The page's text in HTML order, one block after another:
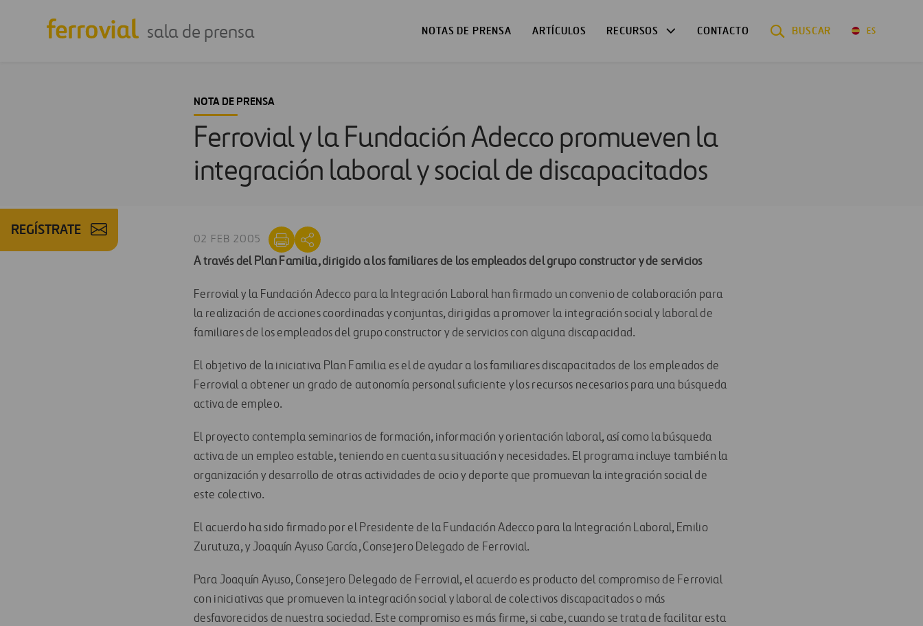
sala de prensa NOTAS DE PRENSA ARTÍCULOS RECURSOS CONTACTO BUSCAR ES
REGÍSTRATE
NOTA DE PRENSA
Ferrovial y la Fundación Adecco promueven la
integración laboral y social de discapacitados
02 FEB 2005
A través del Plan Familia, dirigido a los familiares de los empleados del grupo constructor y de servicios
Ferrovial y la Fundación Adecco para la Integración Laboral han firmado un convenio de colaboración para
la realización de acciones coordinadas y conjuntas, dirigidas a promover la integración social y laboral de
familiares de los empleados del grupo constructor y de servicios con alguna discapacidad.
El objetivo de la iniciativa Plan Familia es el de ayudar a los familiares discapacitados de los empleados de
Ferrovial a obtener un grado de autonomía personal suficiente y los recursos necesarios para una búsqueda
activa de empleo.
El proyecto contempla seminarios de formación, información y orientación laboral, así como la búsqueda
activa de un empleo estable, teniendo en cuenta su situación y necesidades. El programa incluye también la
organización y desarrollo de otras actividades de ocio y deporte que promuevan la integración social de
este colectivo.
El acuerdo ha sido firmado por el Presidente de la Fundación Adecco para la Integración Laboral, Emilio
Zurutuza, y Joaquín Ayuso García, Consejero Delegado de Ferrovial.
Para Joaquín Ayuso, Consejero Delegado de Ferrovial, el acuerdo es producto del compromiso de Ferrovial
con iniciativas que promueven la integración social y laboral de colectivos discapacitados o más
desfavorecidos de nuestra sociedad. Este compromiso es más firme, si cabe, cuando se trata de facilitar esta